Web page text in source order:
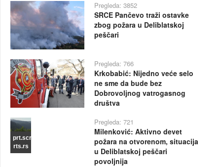
Pregleda: 3852
SRCE Pančevo traži ostavke
zbog požara u Deliblatskoj
peščari
Pregleda: 766
Krkobabić: Nijedno veće selo
ne sme da bude bez
Dobrovoljnog vatrogasnog
društva
prt.scr
rts.rs
Pregleda: 721
Milenković: Aktivno devet
požara na otvorenom, situacija
u Deliblatskoj peščari
povoljnija